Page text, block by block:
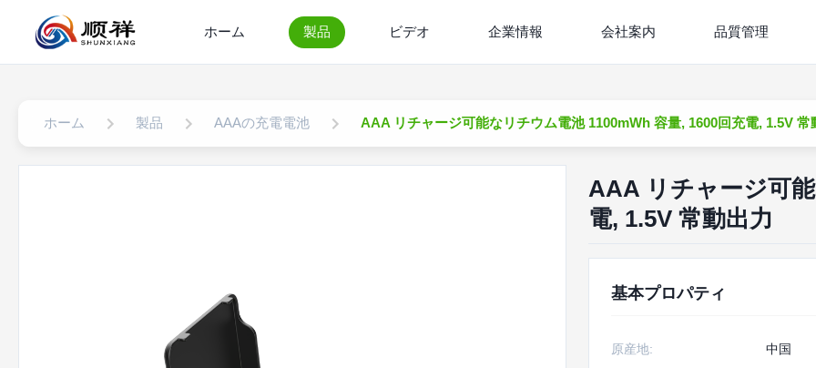
ホーム 製品 ビデオ 企業情報 会社案内 品質管理
ホーム 製品 AAAの充電電池 AAA リチャージ可能なリチウム電池 1100mWh 容量, 1600回充電, 1.5V 常
AAA リチャージ可
電, 1.5V 常動出力
基本プロパティ
原産地: 中国